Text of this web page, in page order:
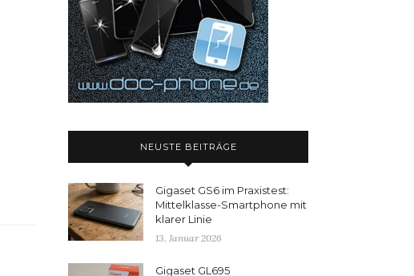
NEUSTE BEITRÄGE
Gigaset GS6 im Praxistest:
Mittelklasse-Smartphone mit
klarer Linie
13. Januar 2026
Gigaset GL695